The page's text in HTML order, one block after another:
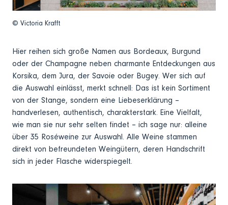
© Victoria Krafft
Hier reihen sich große Namen aus Bordeaux, Burgund
oder der Champagne neben charmante Entdeckungen aus
Korsika, dem Jura, der Savoie oder Bugey. Wer sich auf
die Auswahl einlässt, merkt schnell: Das ist kein Sortiment
von der Stange, sondern eine Liebeserklärung –
handverlesen, authentisch, charakterstark. Eine Vielfalt,
wie man sie nur sehr selten findet – ich sage nur: alleine
über 35 Roséweine zur Auswahl. Alle Weine stammen
direkt von befreundeten Weingütern, deren Handschrift
sich in jeder Flasche widerspiegelt.